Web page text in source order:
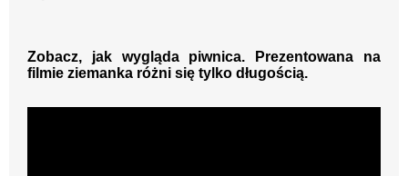
Zobacz, jak wygląda piwnica. Prezentowana na
filmie ziemanka różni się tylko długością.